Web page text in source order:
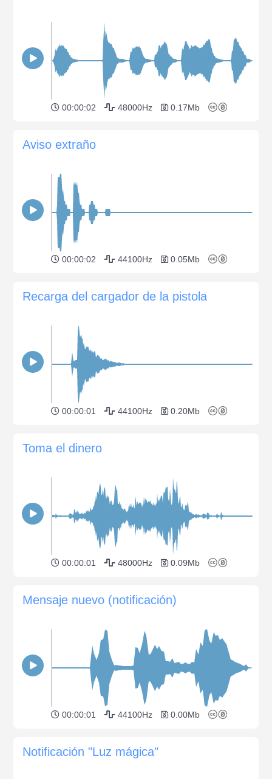
00:00:02 48000Hz 0.17Mb
Aviso extraño
00:00:02 44100Hz 0.05Mb
Recarga del cargador de la pistola
00:00:01 44100Hz 0.20Mb
Toma el dinero
00:00:01 48000Hz 0.09Mb
Mensaje nuevo (notificación)
00:00:01 44100Hz 0.00Mb
Notificación "Luz mágica"